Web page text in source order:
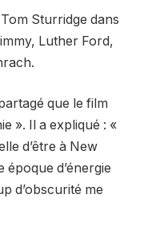
Sturridge dans
Luther Ford,
que le film
». Il a expliqué : «
d’être à New
époque d’énergie
d’obscurité me